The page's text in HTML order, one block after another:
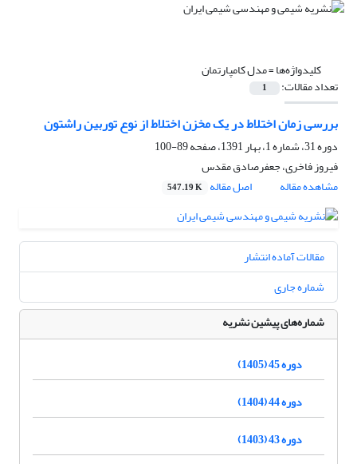
کلیدواژه‌ها =مدل کامپارتمان
تعداد مقالات: 1
بررسی زمان‌ اختلاط در یک مخزن اختلاط از نوع توربین راشتون
دوره 31، شماره 1، بهار 1391، صفحه
89-100
فیروز فاخری، جعفرصادق مقدس
مشاهده مقاله
اصل مقاله 547.19 K
مقالات آماده انتشار
شماره جاری
شماره‌های پیشین نشریه
دوره 45 (1405)
دوره 44 (1404)
دوره 43 (1403)